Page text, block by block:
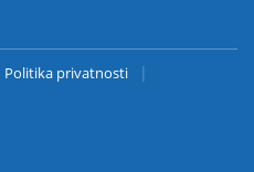
Politika privatnosti